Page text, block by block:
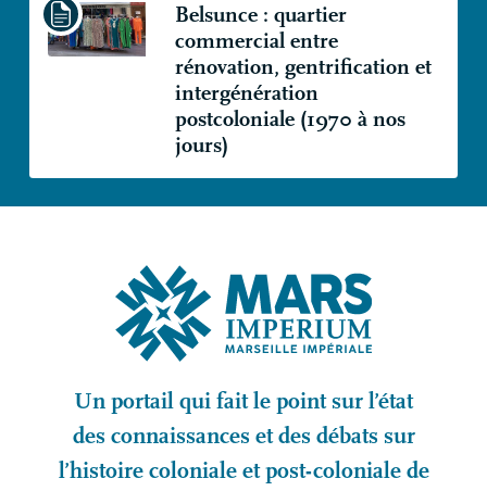
Belsunce : quartier
commercial entre
rénovation, gentrification et
intergénération
postcoloniale (1970 à nos
jours)
Un portail qui fait le point sur l’état
des connaissances et des débats sur
l’histoire coloniale et post-coloniale de